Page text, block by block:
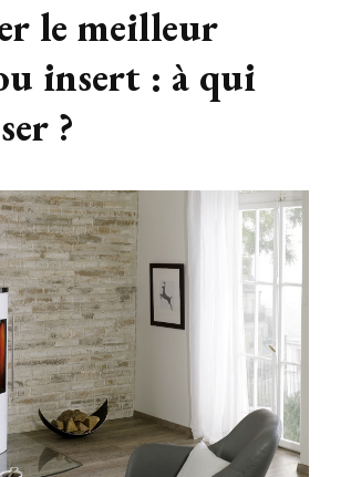
le meilleur
insert : à qui
?